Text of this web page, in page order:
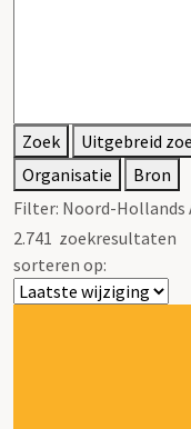
Zoek Uitgebreid
Organisatie
Bron
Filter: Noord-Hollands
2.741 zoekresultaten
sorteren op: